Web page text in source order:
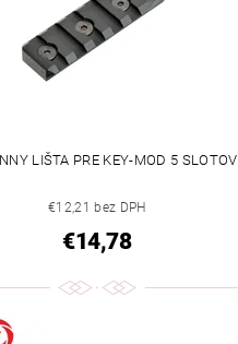
LIŠTA PRE KEY-MOD 5 SLOTOV
€12,21 bez DPH
€14,78